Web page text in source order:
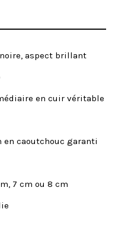
aspect brillant
en cuir véritable
en caoutchouc garanti
7 cm ou 8 cm